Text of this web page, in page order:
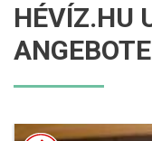
HÉVÍZ.HU
ANGEBOTE